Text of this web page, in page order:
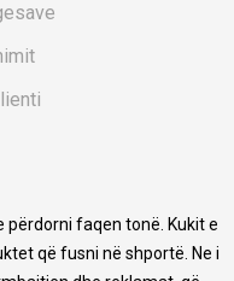
sa më të saktë
foto e çmimin, por nuk
përdorni faqen tonë. Kukit e
që fusni në shportë. Ne i